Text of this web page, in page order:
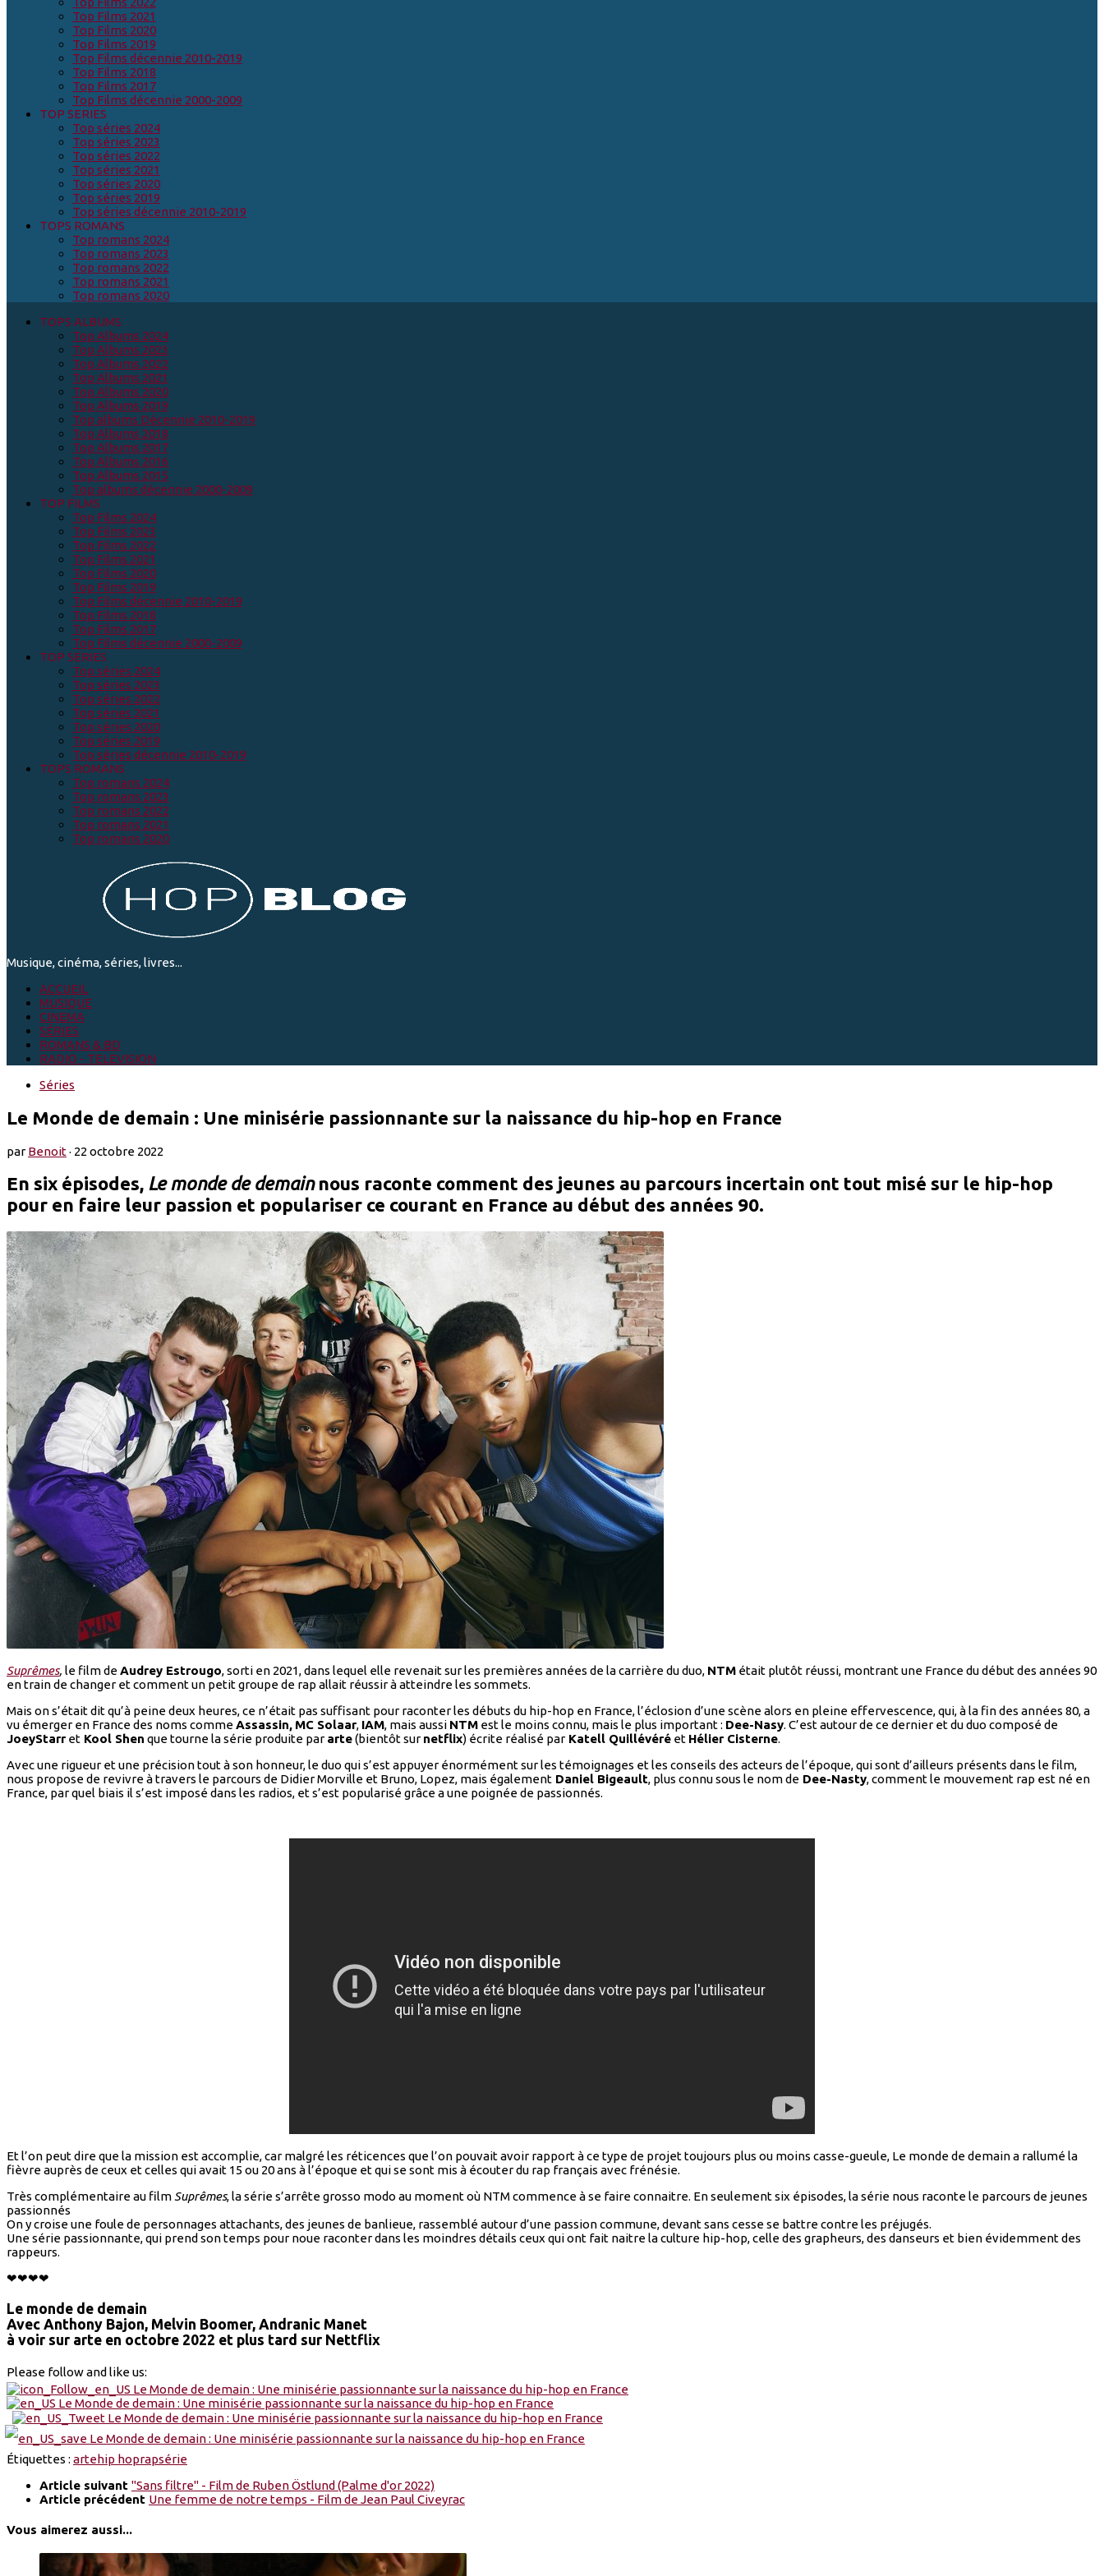
Top Films 2021
Top Films 2020
Top Films 2019
Top Films décennie 2010-2019
Top Films 2018
Top Films 2017
Top Films décennie 2000-2009
TOP SERIES
Top séries 2024
Top séries 2023
Top séries 2022
Top séries 2021
Top séries 2020
Top séries 2019
Top séries décennie 2010-2019
TOPS ROMANS
Top romans 2024
Top romans 2023
Top romans 2022
Top romans 2021
Top romans 2020
TOPS ALBUMS
Top Albums 2024
Top Albums 2023
Top Albums 2022
Top Albums 2021
Top Albums 2020
Top Albums 2019
Top albums Décennie 2010-2019
Top Albums 2018
Top Albums 2017
Top Albums 2016
Top Albums 2015
Top albums décennie 2000-2009
TOP FILMS
Top Films 2024
Top Films 2023
Top Films 2022
Top Films 2021
Top Films 2020
Top Films 2019
Top Films décennie 2010-2019
Top Films 2018
Top Films 2017
Top Films décennie 2000-2009
TOP SERIES
Top séries 2024
Top séries 2023
Top séries 2022
Top séries 2021
Top séries 2020
Top séries 2019
Top séries décennie 2010-2019
TOPS ROMANS
Top romans 2024
Top romans 2023
Top romans 2022
Top romans 2021
Top romans 2020
Musique, cinéma, séries, livres...
ACCUEIL
MUSIQUE
CINEMA
SÉRIES
ROMANS & BD
RADIO - TELEVISION
Séries
Le Monde de demain : Une minisérie passionnante sur la naissance du hip-hop en France
parBenoit· 22 octobre 2022
En six épisodes, Le monde de demainnous raconte comment des jeunes au parcours incertain ont tout misé sur le hip-hop
pour en faire leur passion et populariser ce courant en France au début des années 90.
Suprêmes, le film deAudrey Estrougo, sorti en 2021, dans lequel elle revenait sur les premières années de la carrière du duo, NTM était plutôt réussi, montrant une France du début des années 90
en train de changer et comment un petit groupe de rap allait réussir à atteindre les sommets.
Mais on s’était dit qu’à peine deux heures, ce n’était pas suffisant pour raconter les débuts du hip-hop en France, l’éclosion d’une scène alors en pleine effervescence, qui, à la fin des années 80, a
vu émerger en France des noms commeAssassin, MC Solaar, IAM, mais aussi NTM est le moins connu, mais le plus important : Dee-Nasy. C’est autour de ce dernier et du duo composé de
JoeyStarr et Kool Shen que tourne la série produite pararte(bientôt surnetflix) écrite réalisé parKatell Quillévéré et Hélier Cisterne.
Avec une rigueur et une précision tout à son honneur, le duo qui s’est appuyer énormément sur les témoignages et les conseils des acteurs de l’époque, qui sont d’ailleurs présents dans le film,
nous propose de revivre à travers le parcours de Didier Morville et Bruno, Lopez, mais également Daniel Bigeault, plus connu sous le nom de Dee-Nasty, comment le mouvement rap est né en
France, par quel biais il s’est imposé dans les radios, et s’est popularisé grâce a une poignée de passionnés.
Et l’on peut dire que la mission est accomplie, car malgré les réticences que l’on pouvait avoir rapport à ce type de projet toujours plus ou moins casse-gueule, Le monde de demain a rallumé la
fièvre auprès de ceux et celles qui avait 15 ou 20 ans à l’époque et qui se sont mis à écouter du rap français avec frénésie.
Très complémentaire au film Suprêmes, la série s’arrête grosso modo au moment où NTM commence à se faire connaitre. En seulement six épisodes, la série nous raconte le parcours de jeunes
passionnés
On y croise une foule de personnages attachants, des jeunes de banlieue, rassemblé autour d’une passion commune, devant sans cesse se battre contre les préjugés.
Une série passionnante, qui prend son temps pour noue raconter dans les moindres détails ceux qui ont fait naitre la culture hip-hop, celle des grapheurs, des danseurs et bien évidemment des
rappeurs.
❤❤❤❤
Le monde de demain
Avec Anthony Bajon, Melvin Boomer, Andranic Manet
à voir sur arte en octobre 2022 et plus tard sur Nettflix
Please follow and like us:
Étiquettes : artehip hoprapsérie
Article suivant "Sans filtre" - Film de Ruben Östlund (Palme d'or 2022)
Article précédent Une femme de notre temps - Film de Jean Paul Civeyrac
Vous aimerez aussi...